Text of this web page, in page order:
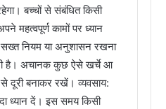
बच्चों से संबंधित किसी
महत्वपूर्ण कामों पर ध्यान
सख्त नियम या अनुशासन रखना
है। अचानक कुछ ऐसे खर्चे आ
दूरी बनाकर रखें। व्यवसाय:
ध्यान दें। इस समय किसी